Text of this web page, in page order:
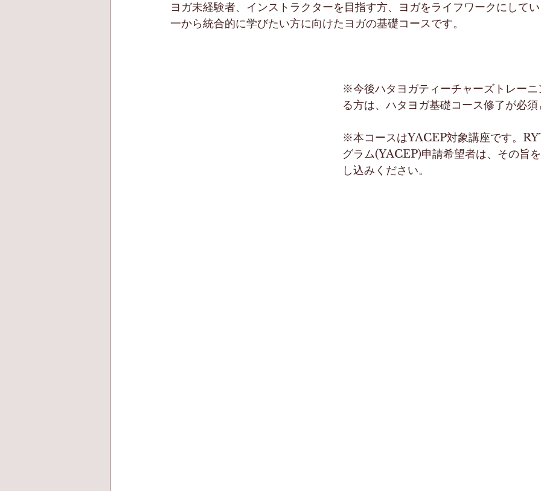
ヨガ未経験者、インストラクターを目指す方、ヨガをライフワークにして
一から統合的に学びたい方に向けたヨガの基礎コースです。
※今後ハタヨガティーチャーズトレーニ
る方は、ハタヨガ基礎コース修了が必
※本コースはYACEP対象講座です。
グラム(YACEP)申請希望者は、その旨
し込みください。